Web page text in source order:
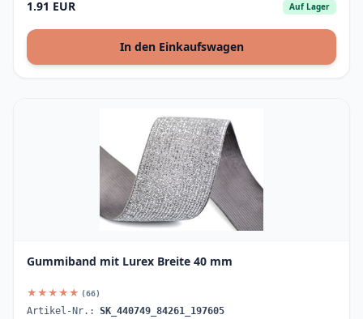
1.91 EUR Auf Lager
In den Einkaufswagen
Gummiband mit Lurex Breite 40 mm
★★★★★ (66)
Artikel-Nr.: SK_440749_84261_197605